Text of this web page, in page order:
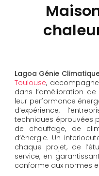
Lagoa Génie
Toulouse,
dans l’amélioration
leur performance
d’expérience,
techniques éprouvées
de chauffage, de
d’énergie. Un
chaque projet, de
service, en
conforme aux normes